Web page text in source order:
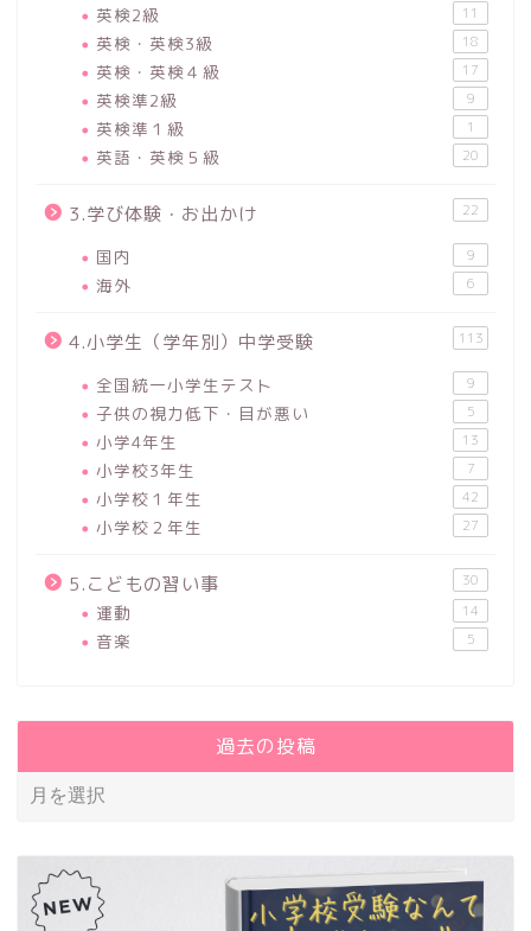
英検2級 11
英検・英検3級 18
英検・英検４級 17
英検準2級 9
英検準１級 1
英語・英検５級 20
3.学び体験・お出かけ 22
国内 9
海外 6
4.小学生（学年別）中学受験 113
全国統一小学生テスト 9
子供の視力低下・目が悪い 5
小学4年生 13
小学校3年生 7
小学校１年生 42
小学校２年生 27
5.こどもの習い事 30
運動 14
音楽 5
過去の投稿